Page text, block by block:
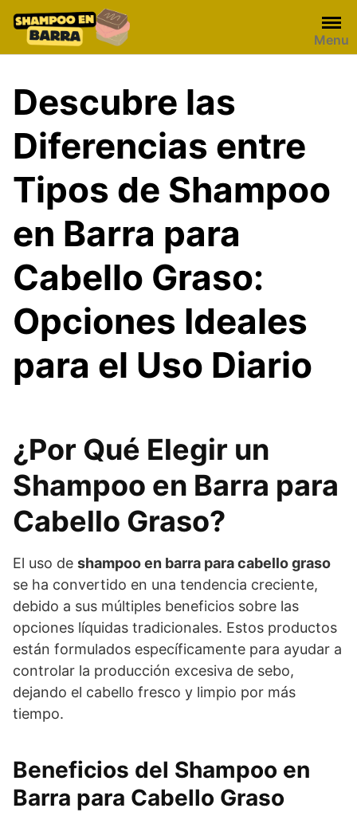
content
Menu
Descubre las
Diferencias entre
Tipos de Shampoo
en Barra para
Cabello Graso:
Opciones Ideales
para el Uso Diario
¿Por Qué Elegir un
Shampoo en Barra para
Cabello Graso?
El uso de shampoo en barra para cabello graso
se ha convertido en una tendencia creciente,
debido a sus múltiples beneficios sobre las
opciones líquidas tradicionales. Estos productos
están formulados específicamente para ayudar a
controlar la producción excesiva de sebo,
dejando el cabello fresco y limpio por más
tiempo.
Beneficios del Shampoo en
Barra para Cabello Graso